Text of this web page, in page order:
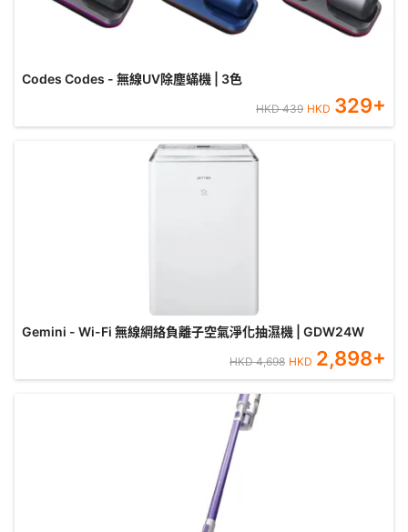
Codes Codes - 無線UV除塵蟎機 | 3色
HKD439 HKD 329+
Gemini - Wi-Fi 無線網絡負離子空氣淨化抽濕機 | GDW24W
HKD4,698 HKD 2,898+